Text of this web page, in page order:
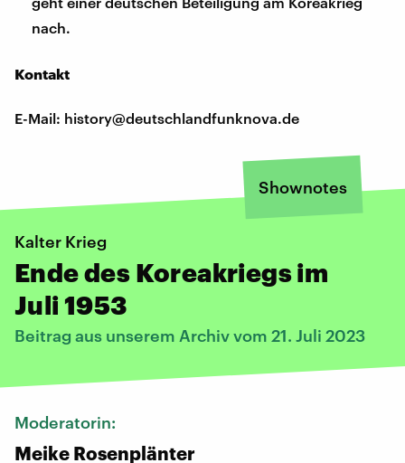
nach.
Kontakt
E-Mail: history@deutschlandfunknova.de
Shownotes
Kalter Krieg
Ende des Koreakriegs im
Juli 1953
Beitrag aus unserem Archiv vom 21. Juli 2023
Moderatorin:
Meike Rosenplänter